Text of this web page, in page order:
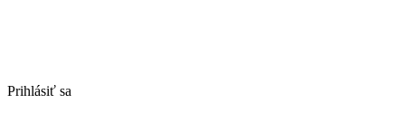
Prihlásiť sa